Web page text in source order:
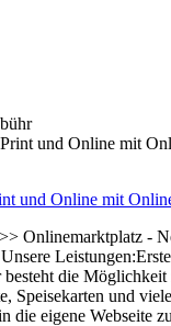
und Online mit
Onlinemarktplatz -
die
Speisekarten und
die eigene Webseite